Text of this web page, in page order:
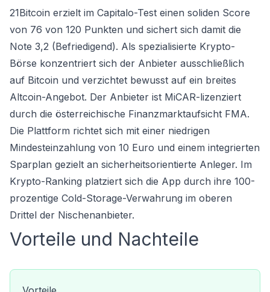
21Bitcoin erzielt im Capitalo-Test einen soliden Score
von 76 von 120 Punkten und sichert sich damit die
Note 3,2 (Befriedigend). Als spezialisierte Krypto-
Börse konzentriert sich der Anbieter ausschließlich
auf Bitcoin und verzichtet bewusst auf ein breites
Altcoin-Angebot. Der Anbieter ist MiCAR-lizenziert
durch die österreichische Finanzmarktaufsicht FMA.
Die Plattform richtet sich mit einer niedrigen
Mindesteinzahlung von 10 Euro und einem integrierten
Sparplan gezielt an sicherheitsorientierte Anleger. Im
Krypto-Ranking platziert sich die App durch ihre 100-
prozentige Cold-Storage-Verwahrung im oberen
Drittel der Nischenanbieter.
Vorteile und Nachteile